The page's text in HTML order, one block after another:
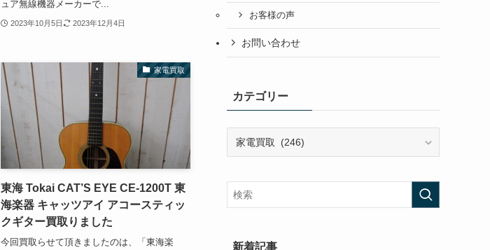
ュア無線機器メーカーで...
2023年10月5日 2023年12月4日
家電買取
東海 Tokai CAT’S EYE CE-1200T 東
海楽器 キャッツアイ アコースティッ
クギター買取りました
今回買取らせて頂きましたのは、「東海楽
お客様の声
お問い合わせ
カテゴリー
リ
ー
新着記事